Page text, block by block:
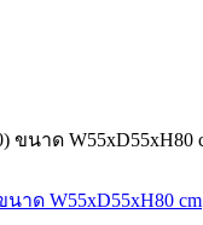
าด W55xD55xH80 cm